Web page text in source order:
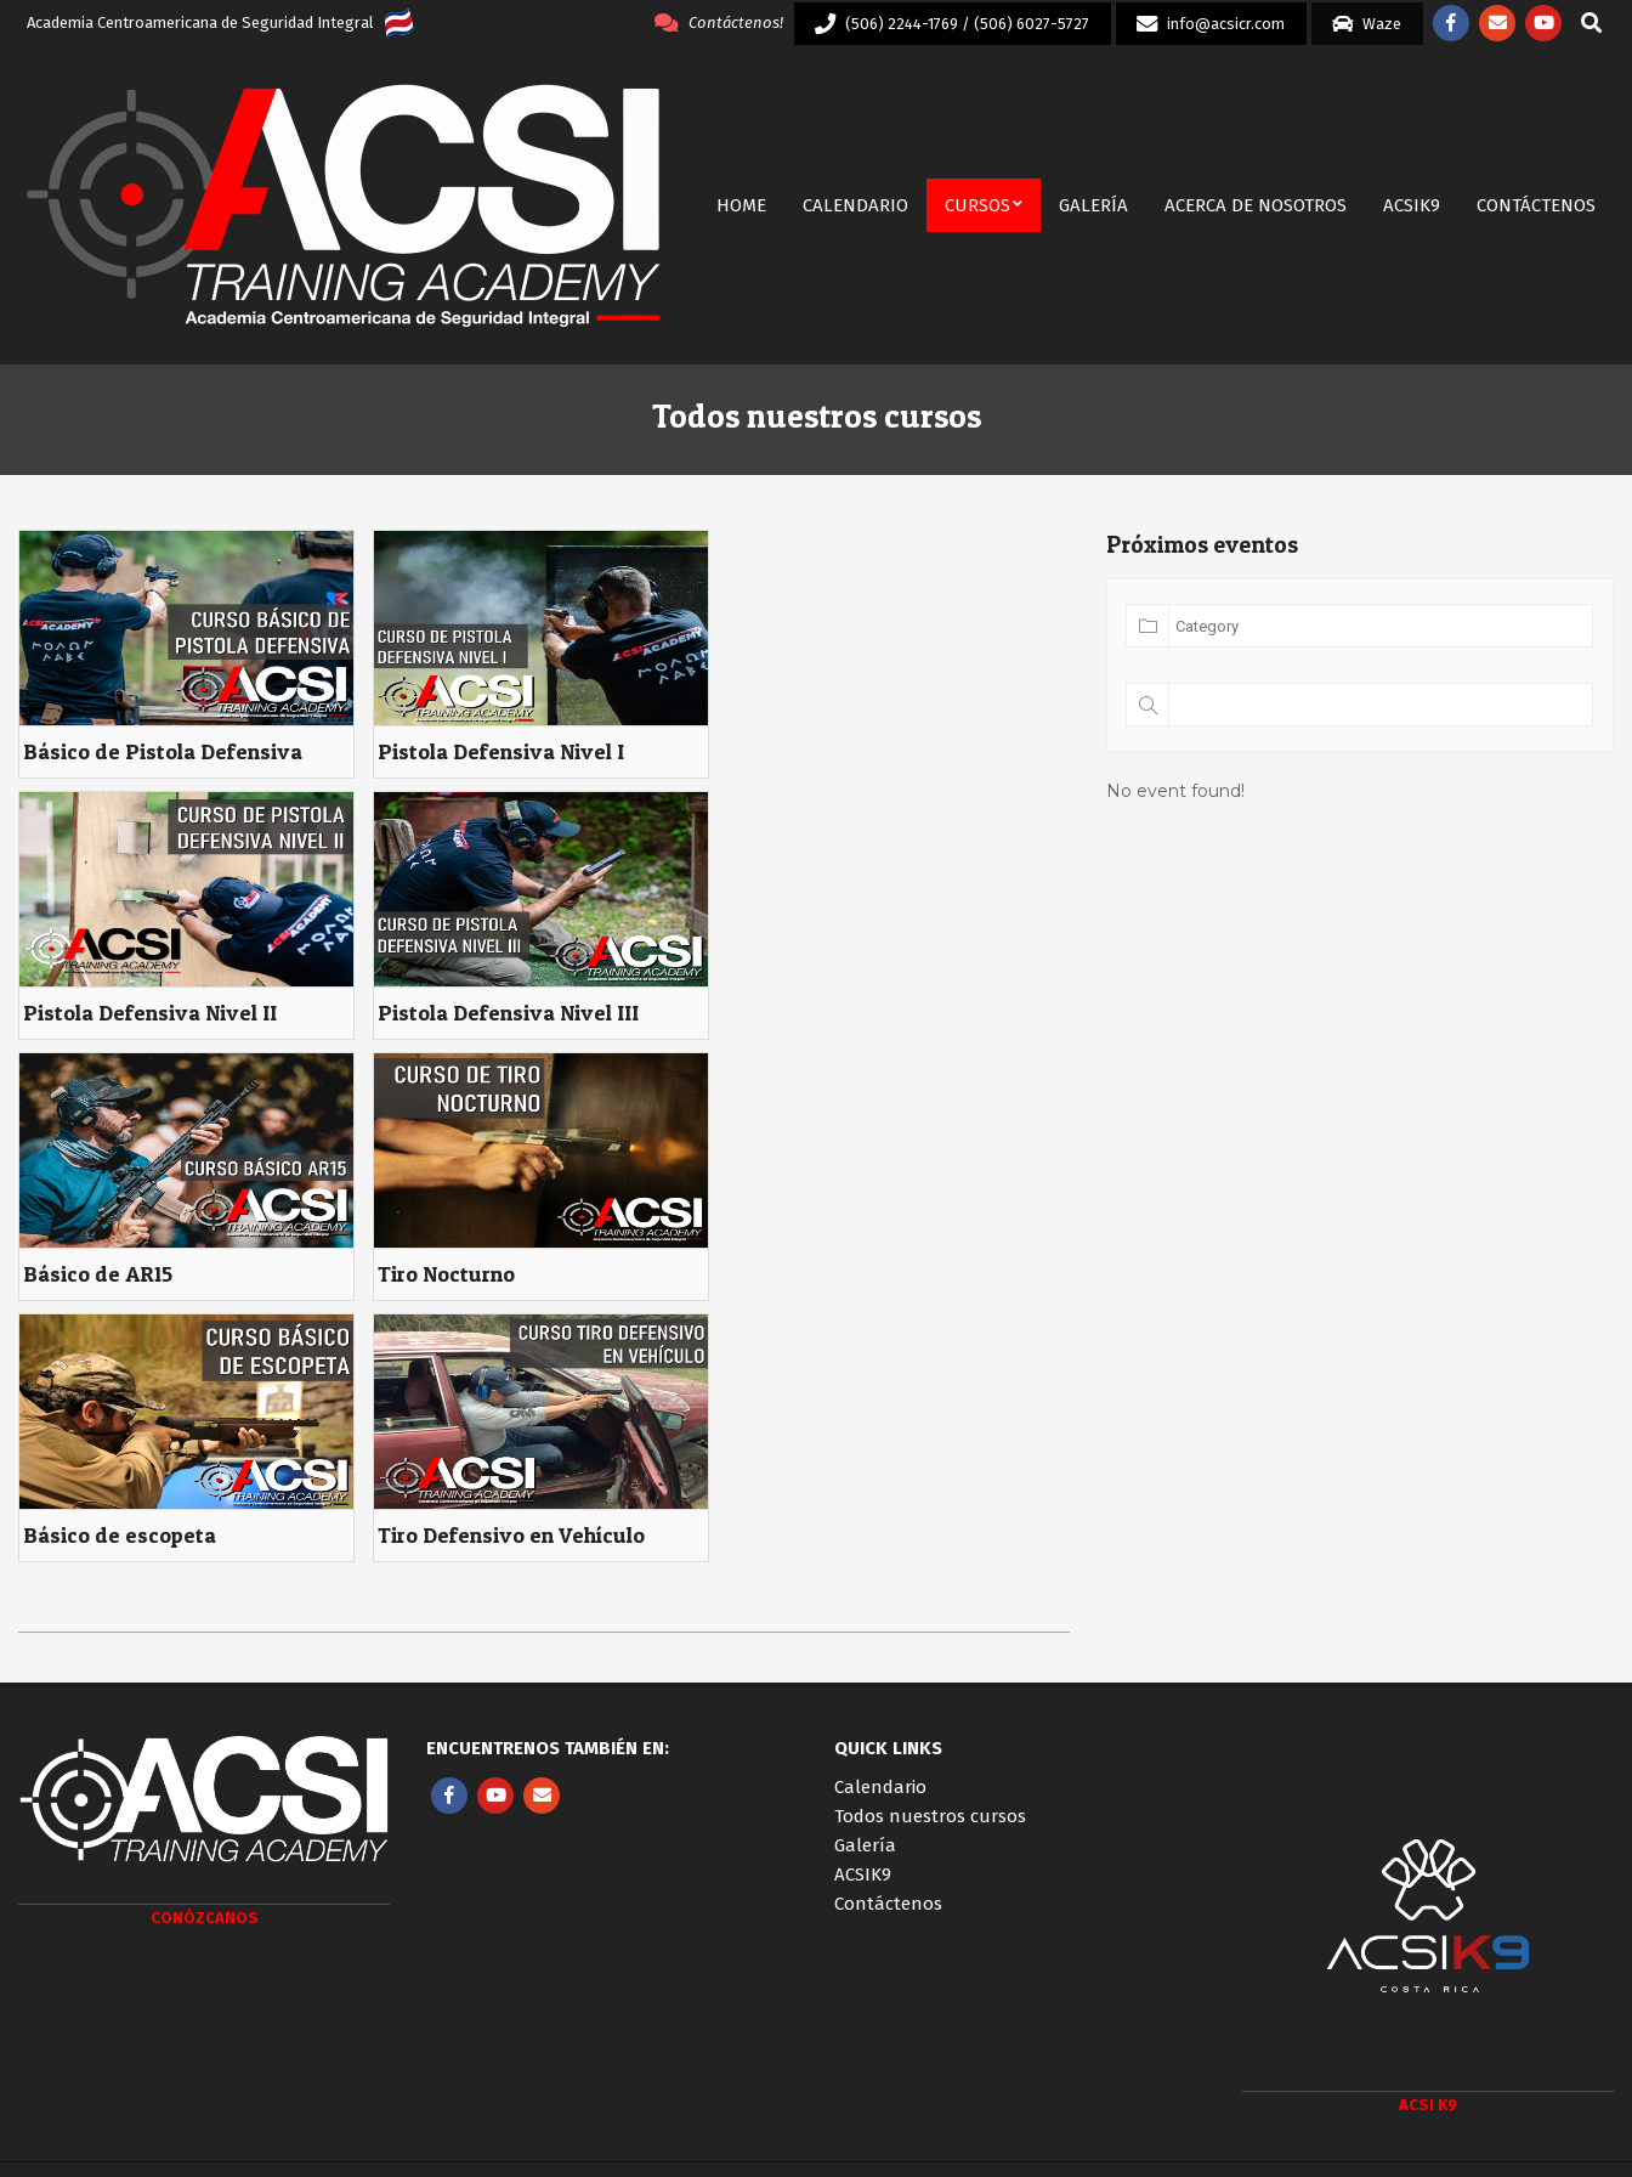
Academia Centroamericana de Seguridad Integral Contáctenos! (506) 2244-1769 / (506) 6027-5727 info@acsicr.com Waze Search
HOME CALENDARIO CURSOS GALERÍA ACERCA DE NOSOTROS ACSIK9 CONTÁCTENOS
Todos nuestros cursos
Básico de Pistola Defensiva Pistola Defensiva Nivel I
Pistola Defensiva Nivel II Pistola Defensiva Nivel III
Básico de AR15 Tiro Nocturno
Básico de escopeta Tiro Defensivo en Vehículo
Próximos eventos
No event found!
CONÓZCANOS
ENCUENTRENOS TAMBIÉN EN:
QUICK LINKS
Calendario
Todos nuestros cursos
Galería
ACSIK9
Contáctenos
ACSI K9